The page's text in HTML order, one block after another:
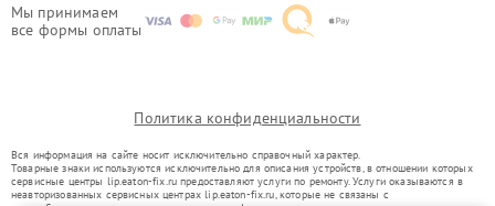
Мы принимаем
все формы оплаты
Политика конфиденциальности
Вся информация на сайте носит исключительно справочный характер.
Товарные знаки используются исключительно для описания устройств, в отношении которых
сервисные центры lip.eaton-fix.ru предоставляют услуги по ремонту. Услуги оказываются в
неавторизованных сервисных центрах lip.eaton-fix.ru, которые не связаны с